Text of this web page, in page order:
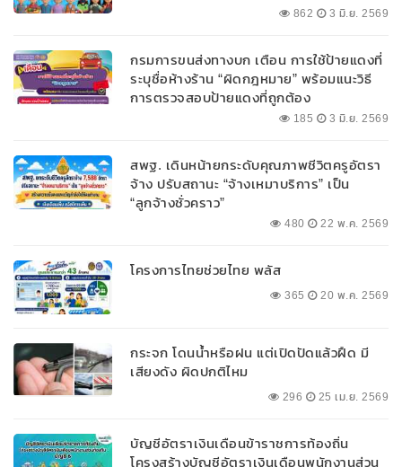
862 3 มิ.ย. 2569
กรมการขนส่งทางบก เตือน การใช้ป้ายแดงที่
ระบุชื่อห้างร้าน “ผิดกฎหมาย” พร้อมแนะวิธี
การตรวจสอบป้ายแดงที่ถูกต้อง
185 3 มิ.ย. 2569
สพฐ. เดินหน้ายกระดับคุณภาพชีวิตครูอัตรา
จ้าง ปรับสถานะ “จ้างเหมาบริการ” เป็น
“ลูกจ้างชั่วคราว”
480 22 พ.ค. 2569
โครงการไทยช่วยไทย พลัส
365 20 พ.ค. 2569
กระจก โดนน้ำหรือฝน แต่เปิดปัดแล้วฝืด มี
เสียงดัง ผิดปกติไหม
296 25 เม.ย. 2569
บัญชีอัตราเงินเดือนข้าราชการท้องถิ่น
โครงสร้างบัญชีอัตราเงินเดือนพนักงานส่วน